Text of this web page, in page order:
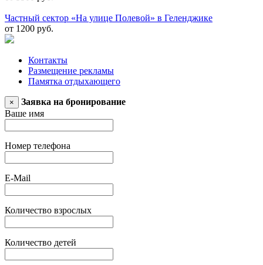
Частный сектор «На улице Полевой» в Геленджике
от 1200 руб.
Контакты
Размещение рекламы
Памятка отдыхающего
×
Заявка на бронирование
Ваше имя
Номер телефона
E-Mail
Количество взрослых
Количество детей